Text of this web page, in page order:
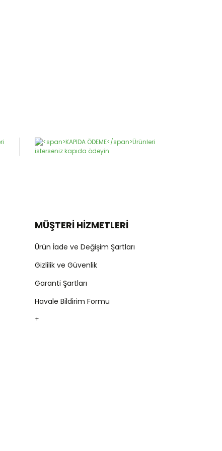
MÜŞTERİ HİZMETLERİ
Ürün İade ve Değişim Şartları
Gizlilik ve Güvenlik
Garanti Şartları
Havale Bildirim Formu
+